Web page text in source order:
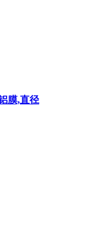
膜,直径